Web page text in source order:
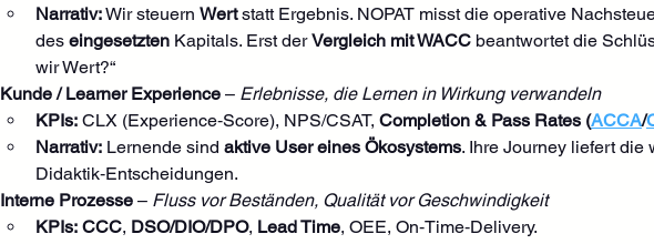
Narrativ: Wir steuern Wert statt Ergebnis. NOPAT misst die operative
des eingesetzten Kapitals. Erst der Vergleich mit WACC beantwortet die
wir Wert?“
Kunde / Learner Experience – Erlebnisse, die Lernen in Wirkung verwandeln
KPIs: CLX (Experience‑Score), NPS/CSAT, Completion & Pass Rates (ACCA/
Narrativ: Lernende sind aktive User eines Ökosystems. Ihre Journey liefert die
Didaktik‑Entscheidungen.
Interne Prozesse – Fluss vor Beständen, Qualität vor Geschwindigkeit
KPIs: CCC, DSO/DIO/DPO, Lead Time, OEE, On‑Time‑Delivery.